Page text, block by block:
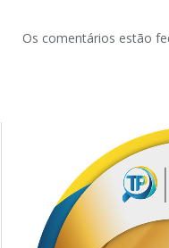
Os comentários estão